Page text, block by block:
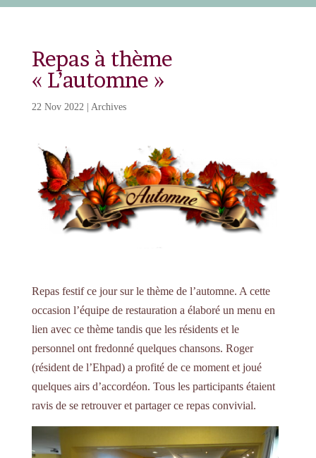
Repas à thème
« L’automne »
22 Nov 2022| Archives
Repas festif ce jour sur le thème de l’automne. A cette
occasion l’équipe de restauration a élaboré un menu en
lien avec ce thème tandis que les résidents et le
personnel ont fredonné quelques chansons. Roger
(résident de l’Ehpad) a profité de ce moment et joué
quelques airs d’accordéon. Tous les participants étaient
ravis de se retrouver et partager ce repas convivial.